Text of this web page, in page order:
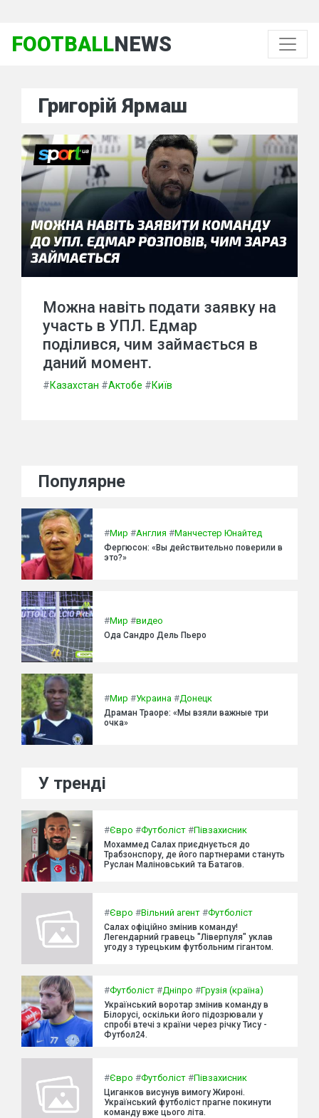
FOOTBALLNEWS
Григорій Ярмаш
Можна навіть подати заявку на
участь в УПЛ. Едмар
поділився, чим займається в
даний момент.
#Казахстан #Актобе #Київ
Популярне
#Мир #Англия #Манчестер Юнайтед
Фергюсон: «Вы действительно поверили в
это?»
#Мир #видео
Ода Сандро Дель Пьеро
#Мир #Украина #Донецк
Драман Траоре: «Мы взяли важные три
очка»
У тренді
#Євро #Футболіст #Півзахисник
Мохаммед Салах приєднується до
Трабзонспору, де його партнерами стануть
Руслан Маліновський та Батагов.
#Євро #Вільний агент #Футболіст
Салах офіційно змінив команду!
Легендарний гравець "Ліверпуля" уклав
угоду з турецьким футбольним гігантом.
#Футболіст #Дніпро #Грузія (країна)
Український воротар змінив команду в
Білорусі, оскільки його підозрювали у
спробі втечі з країни через річку Тису -
Футбол24.
#Євро #Футболіст #Півзахисник
Циганков висунув вимогу Жироні.
Український футболіст прагне покинути
команду вже цього літа.